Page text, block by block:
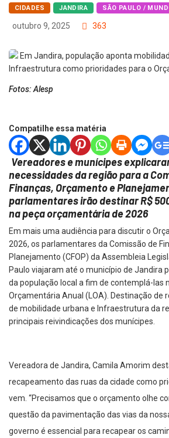
CIDADES JANDIRA SÃO PAULO /
outubro 9, 2025 363
Fotos: Alesp
Compatilhe essa matéria
Vereadores e munícipes
necessidades da região para a
Finanças, Orçamento e
parlamentares irão destinar R$
na peça orçamentária de 2026
Em mais uma audiência para discutir o
2026, os parlamentares da Comissão de
Planejamento (CFOP) da Assembleia
Paulo viajaram até o município de Jandira
da população local a fim de contemplá-las
Orçamentária Anual (LOA). Destinação de
de mobilidade urbana e Infraestrutura da
principais reivindicações dos munícipes.
Vereadora de Jandira, Camila Amorim
recapeamento das ruas da cidade como
vem. “Precisamos que o orçamento olhe
questão da pavimentação das vias da
governo é essencial para recapear os